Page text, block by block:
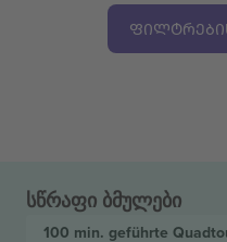
სწრაფი ბმულები
100 min. geführte